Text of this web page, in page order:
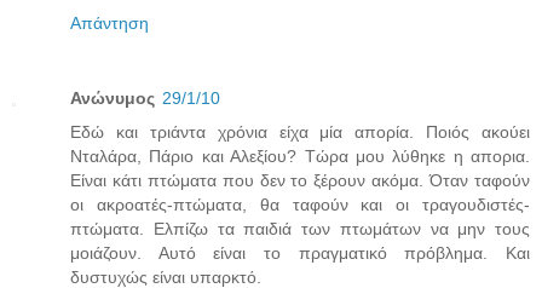
Απάντηση
Ανώνυμος 29/1/10
Εδώ και τριάντα χρόνια είχα μία απορία. Ποιός ακούει
Νταλάρα, Πάριο και Αλεξίου? Τώρα μου λύθηκε η απορια.
Είναι κάτι πτώματα που δεν το ξέρουν ακόμα. Όταν ταφούν
οι ακροατές-πτώματα, θα ταφούν και οι τραγουδιστές-
πτώματα. Ελπίζω τα παιδιά των πτωμάτων να μην τους
μοιάζουν. Αυτό είναι το πραγματικό πρόβλημα. Και
δυστυχώς είναι υπαρκτό.